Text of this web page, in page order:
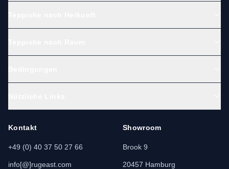
Kontakt
+49 (0) 40 37 50 27 66
info[@]rugeast.com
Showroom
Brook 9
20457 Hamburg